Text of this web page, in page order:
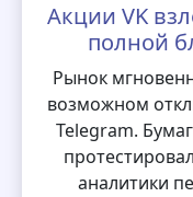
Акции VK
полной
Рынок
возможном
Telegram.
аналитики